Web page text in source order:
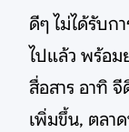
ดีๆ ไม่ได้รับก
ไปแล้ว พร้อม
สื่อสาร อาทิ
เพิ่มขึ้น, ตลา